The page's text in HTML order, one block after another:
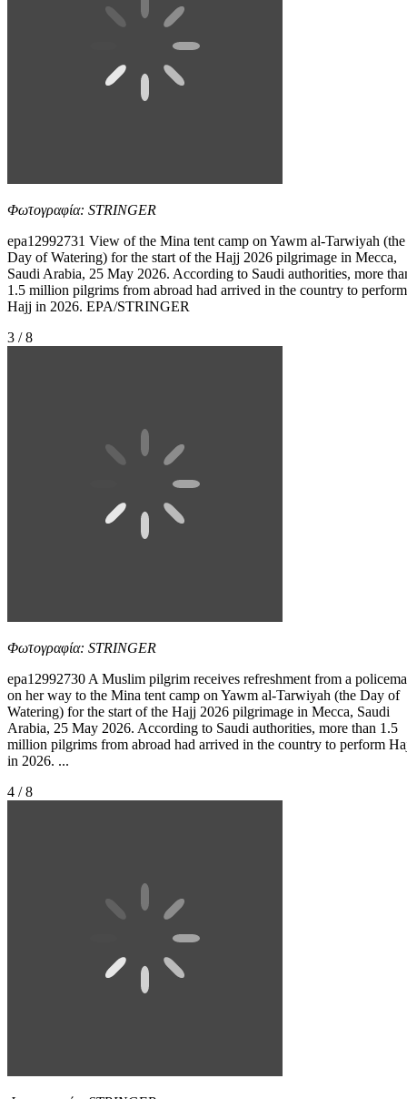
Φωτογραφία: STRINGER
epa12992731 View of the Mina tent camp on Yawm al-Tarwiyah (the
Day of Watering) for the start of the Hajj 2026 pilgrimage in Mecca,
Saudi Arabia, 25 May 2026. According to Saudi authorities, more
1.5 million pilgrims from abroad had arrived in the country to perform
Hajj in 2026. EPA/STRINGER
3 / 8
Φωτογραφία: STRINGER
epa12992730 A Muslim pilgrim receives refreshment from a
on her way to the Mina tent camp on Yawm al-Tarwiyah (the Day of
Watering) for the start of the Hajj 2026 pilgrimage in Mecca, Saudi
Arabia, 25 May 2026. According to Saudi authorities, more than 1.5
million pilgrims from abroad had arrived in the country to perform
in 2026. ...
4 / 8